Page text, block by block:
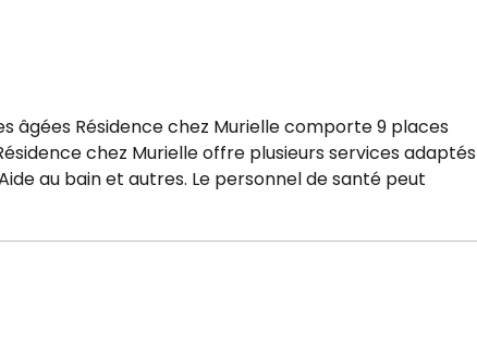
âgées Résidence chez Murielle comporte 9 places
chez Murielle offre plusieurs services adaptés
au bain et autres. Le personnel de santé peut